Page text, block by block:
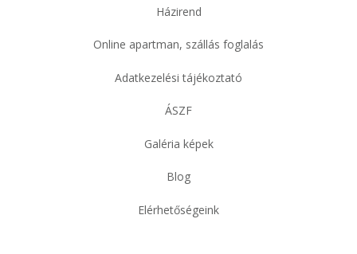
Házirend
Online apartman, szállás foglalás
Adatkezelési tájékoztató
ÁSZF
Galéria képek
Blog
Elérhetőségeink